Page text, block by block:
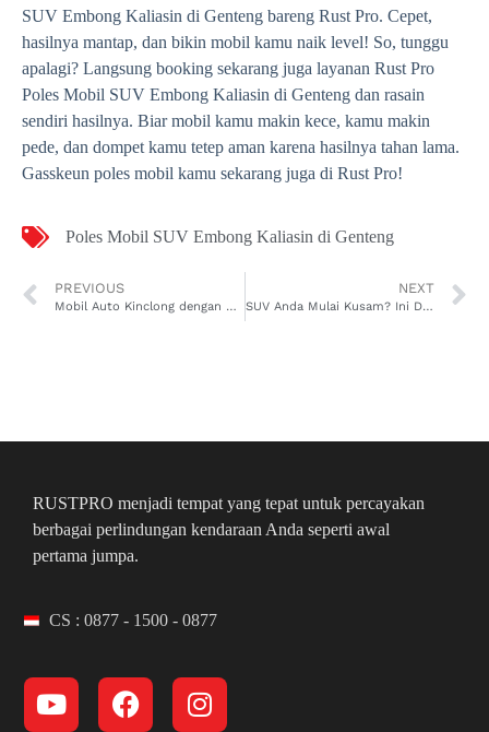
SUV Embong Kaliasin di Genteng bareng Rust Pro. Cepet,
hasilnya mantap, dan bikin mobil kamu naik level! So, tunggu
apalagi? Langsung booking sekarang juga layanan Rust Pro
Poles Mobil SUV Embong Kaliasin di Genteng dan rasain
sendiri hasilnya. Biar mobil kamu makin kece, kamu makin
pede, dan dompet kamu tetep aman karena hasilnya tahan lama.
Gasskeun poles mobil kamu sekarang juga di Rust Pro!
Poles Mobil SUV Embong Kaliasin di Genteng
PREVIOUS
Mobil Auto Kinclong dengan Layanan Poles Mobil SUV Jelupang di Serpong Utara dari Rust Pro!
NEXT
SUV Anda Mulai Kusam? Ini Dia Tempat Poles Mobil SUV Serua di Ciputat yang Bikin Mobil Kinclong Lagi dalam 2 Jam!
RUSTPRO menjadi tempat yang tepat untuk percayakan
berbagai perlindungan kendaraan Anda seperti awal
pertama jumpa.
CS : 0877 - 1500 - 0877